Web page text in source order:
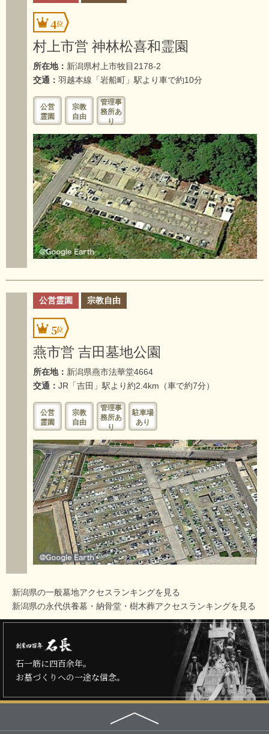
4
村上市営 神林松喜和霊園
所在地： 新潟県村上市牧目2178-2
交通： 羽越本線「岩船町」駅より車で約10分
公営
霊園
宗教
自由
管理事
務所あ
り
公営霊園 宗教自由
5
燕市営 吉田墓地公園
所在地： 新潟県燕市法華堂4664
交通： JR「吉田」駅より約2.4km（車で約7分）
公営
霊園
宗教
自由
管理事
務所あ
り
駐車場
あり
新潟県の一般墓地アクセスランキングを見る
新潟県の永代供養墓・納骨堂・樹木葬アクセスランキングを見る
石一筋に四百余年。
お墓づくりへの一途な信念。